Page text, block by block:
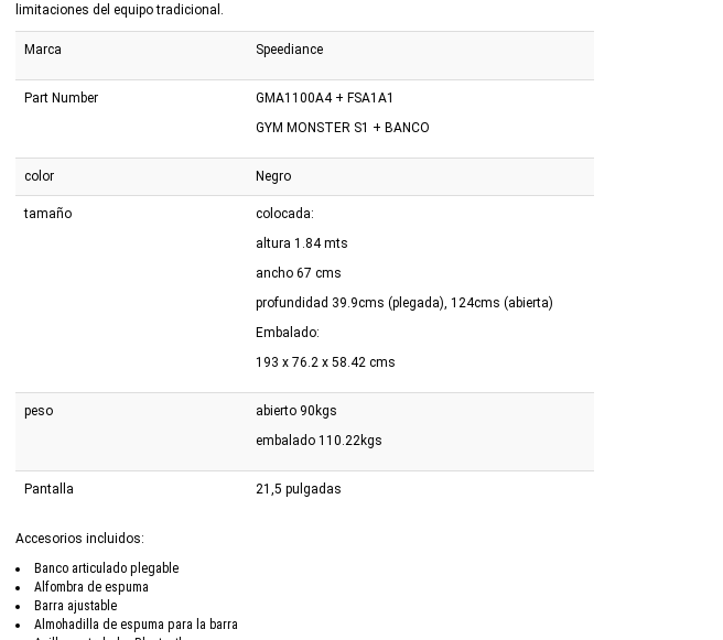
limitaciones del equipo tradicional.
Marca Speediance
Part Number
GMA1100A4 + FSA1A1
GYM MONSTER S1 + BANCO
color Negro
tamaño
colocada:
altura 1.84 mts
ancho 67 cms
profundidad 39.9cms (plegada), 124cms (abierta)
Embalado:
193 x 76.2 x 58.42 cms
peso
abierto 90kgs
embalado 110.22kgs
Pantalla 21,5 pulgadas
Accesorios incluidos:
Banco articulado plegable
Alfombra de espuma
Barra ajustable
Almohadilla de espuma para la barra